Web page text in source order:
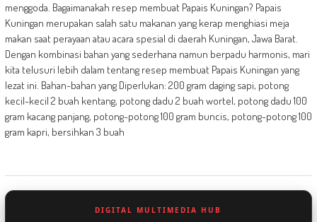
menggoda. Bagaimanakah resep membuat Papais Kuningan? Papais
Kuningan merupakan salah satu makanan yang kerap menghiasi meja
makan saat perayaan atau acara spesial di daerah Kuningan, Jawa Barat.
Dengan kombinasi bahan yang sederhana namun berpadu harmonis, mari
kita telusuri lebih dalam tentang resep membuat Papais Kuningan yang
lezat ini. Bahan-bahan yang Diperlukan: 200 gram daging sapi, potong
kecil-kecil 2 buah kentang, potong dadu 2 buah wortel, potong dadu 100
gram kacang panjang, potong-potong 100 gram buncis, potong-potong 100
gram kapri, bersihkan 3 buah
DIGITAL MULTIMEDIA HUB